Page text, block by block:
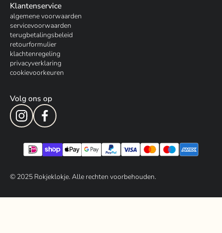
Klantenservice
algemene voorwaarden
servicevoorwaarden
terugbetalingsbeleid
retourformulier
klachtenregeling
privacyverklaring
cookievoorkeuren
Volg ons op
© 2025Rokjeklokje. Alle rechten voorbehouden.